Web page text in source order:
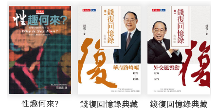
——
《錢復回憶錄典藏版．卷一》記載錢復的家世出身、
求學經歷、初入公職服務的過程，以及在外交、新聞
界奮鬥的種種奉獻。在早年的公職生涯中，錢復在外
交戰場的拚搏，讓中華民國即使歷經退出聯合國、中
美斷交等重大事件，依然能在國際社會站穩腳步、穩
【附錄一】 錢復紀事
【附錄二】 錢復英文著作
【附錄三】 錢復獲國內外授勳獎章
【附錄四】 人名索引
《錢復回憶錄典藏版•卷二：1979-1988華府路崎嶇》
任中華大學中華書院榮譽書院院長和「蔣經國國際學
術文化交流基金會」董事長。
重量 4056
性趣何來?
錢復回憶錄典藏
錢復回憶錄典藏